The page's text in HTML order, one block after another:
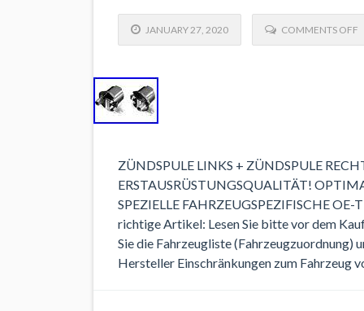
JANUARY 27, 2020 COMMENTS OFF
ZÜNDSPULE LINKS + ZÜNDSPULE
ERSTAUSRÜSTUNGSQUALITÄT!
SPEZIELLE FAHRZEUGSPEZIFISCHE
richtige Artikel: Lesen Sie bitte vor dem
Sie die Fahrzeugliste (Fahrzeugzuordnung)
Hersteller Einschränkungen zum Fahrzeug